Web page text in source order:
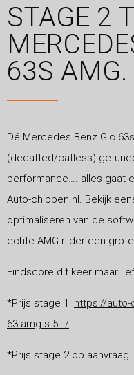
STAGE 2
63S AMG.
Dé Mercedes Benz Glc
(decatted/catless)
performance…. alles gaat
Auto-chippen.nl. Bekijk
optimaliseren van de
echte AMG-rijder een
Eindscore dit keer maar
*Prijs stage 1: https://
63-amg-s-5…/
*Prijs stage 2 op aanvraag.